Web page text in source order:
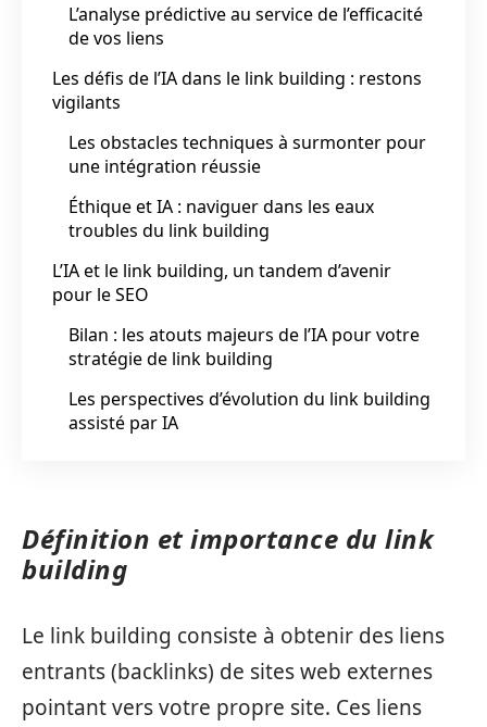
L’analyse prédictive au service de l’efficacité
de vos liens
Les défis de l’IA dans le link building : restons
vigilants
Les obstacles techniques à surmonter pour
une intégration réussie
Éthique et IA : naviguer dans les eaux
troubles du link building
L’IA et le link building, un tandem d’avenir
pour le SEO
Bilan : les atouts majeurs de l’IA pour votre
stratégie de link building
Les perspectives d’évolution du link building
assisté par IA
Définition et importance du link
building
Le link building consiste à obtenir des liens
entrants (backlinks) de sites web externes
pointant vers votre propre site. Ces liens